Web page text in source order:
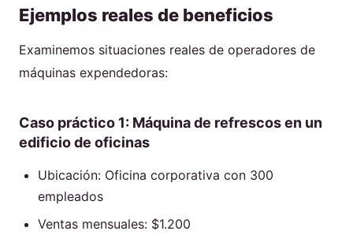
Ejemplos reales de beneficios
Examinemos situaciones reales de operadores de
máquinas expendedoras:
Caso práctico 1: Máquina de refrescos en un
edificio de oficinas
Ubicación: Oficina corporativa con 300
empleados
Ventas mensuales: $1.200